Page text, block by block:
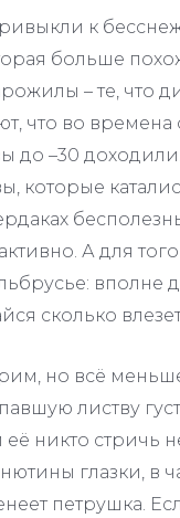
к
больше
– те, что
что во
до –30
которые
А для
вполне
сколько
но всё
листву
никто стричь
глазки, в
петрушка.